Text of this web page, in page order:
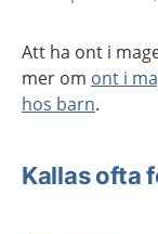
Att ha ont i
mer om ont i
hos barn.
Kallas ofta